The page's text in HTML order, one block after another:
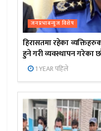
जनप्रभाबन्युज विशेष
हिरासतमा रहेका
हुने गरी व्यवस्थापन गरेका
1 YEAR पहिले